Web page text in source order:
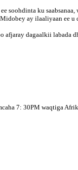
soohdinta ku
ay ilaaliyaan ee
dagaalkii labada
7: 30PM waqtiga